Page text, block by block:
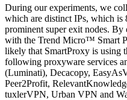
During our experiments, we
which are distinct IPs, which is
prominent super exit nodes. By
with the Trend Micro™ Smart
likely that SmartProxy is using
following proxyware services
(Luminati), Decacopy,
Peer2Profit,
tuxlerVPN, Urban VPN and